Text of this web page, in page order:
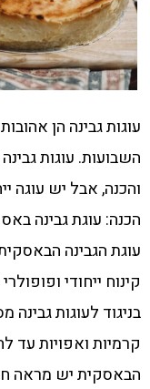
עוגות גבינה הן
השבועות. עוגות
והכנה, אבל יש
הכנה: עוגת גבינה
עוגת הגבינה
קינוח ייחודי
בניגוד לעוגות
קרמיות ואפויות עד
הבאסקית יש מראה